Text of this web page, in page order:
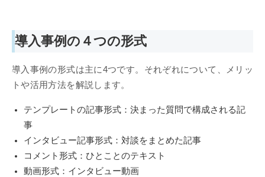
導入事例の４つの形式
導入事例の形式は主に4つです。それぞれについて、メリッ
トや活用方法を解説します。
テンプレートの記事形式：決まった質問で構成される記
事
インタビュー記事形式：対談をまとめた記事
コメント形式：ひとことのテキスト
動画形式：インタビュー動画